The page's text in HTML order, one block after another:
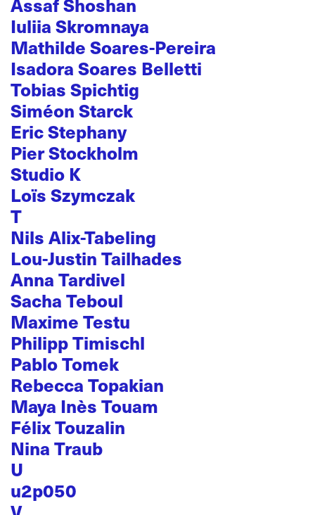
Iuliia Skromnaya
Mathilde Soares-Pereira
Isadora Soares Belletti
Tobias Spichtig
Siméon Starck
Eric Stephany
Pier Stockholm
Studio K
Loïs Szymczak
T
Nils Alix-Tabeling
Lou-Justin Tailhades
Anna Tardivel
Sacha Teboul
Maxime Testu
Philipp Timischl
Pablo Tomek
Rebecca Topakian
Maya Inès Touam
Félix Touzalin
Nina Traub
U
u2p050